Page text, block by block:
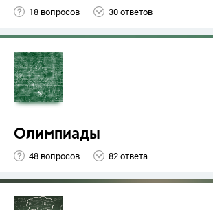
18 вопросов 30 ответов
Олимпиады
48 вопросов 82 ответа